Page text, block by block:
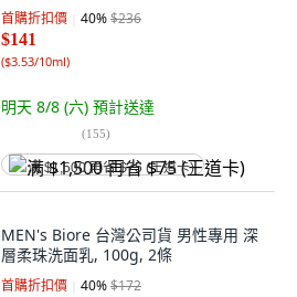
首購折扣價 40%$236
$141
($3.53/10ml)
明天 8/8 (六) 預計送達
(155)
满 $1,500 再省 $75 (王道卡)
MEN's Biore 台灣公司貨 男性專用 深
層柔珠洗面乳, 100g, 2條
首購折扣價 40%$172